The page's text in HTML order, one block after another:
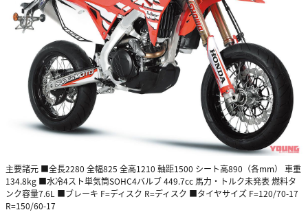
主要諸元 ■全長2280 全幅825 全高1210 軸距1500 シート高890（各mm） 車重
134.8kg ■水冷4スト単気筒SOHC4バルブ 449.7cc 馬力・トルク未発表 燃料タ
ンク容量7.6L ■ブレーキ F=ディスク R=ディスク ■タイヤサイズ F=120/70-17
R=150/60-17